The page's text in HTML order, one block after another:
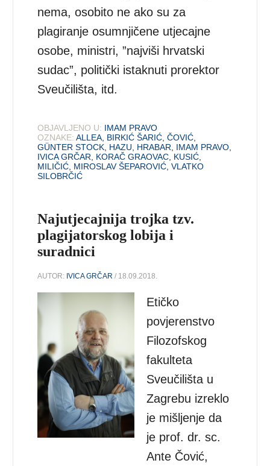
nema, osobito ne ako su za
plagiranje osumnjičene utjecajne
osobe, ministri, ”najviši hrvatski
sudac”, politički istaknuti prorektor
Sveučilišta, itd.
OBJAVLJENO U: IMAM PRAVO
OZNAKE: ALLEA BIRKIĆ ŠARIĆ ,ČOVIĆ
GÜNTER STOCK HAZU HRABAR IMAM PRAVO
IVICA GRČAR
KORAČ GRAOVAC KUSIĆ
MILIČIĆ MIROSLAV ŠEPAROVIĆ ,VLATKO
SILOBRČIĆ
Najutjecajnija trojka tzv.
plagijatorskog lobija i
suradnici
AUTOR: IVICA GRČAR / 18.09.2018.
Etičko
povjerenstvo
Filozofskog
fakulteta
Sveučilišta u
Zagrebu izreklo
je mišljenje da
je prof. dr. sc.
Ante Čović,